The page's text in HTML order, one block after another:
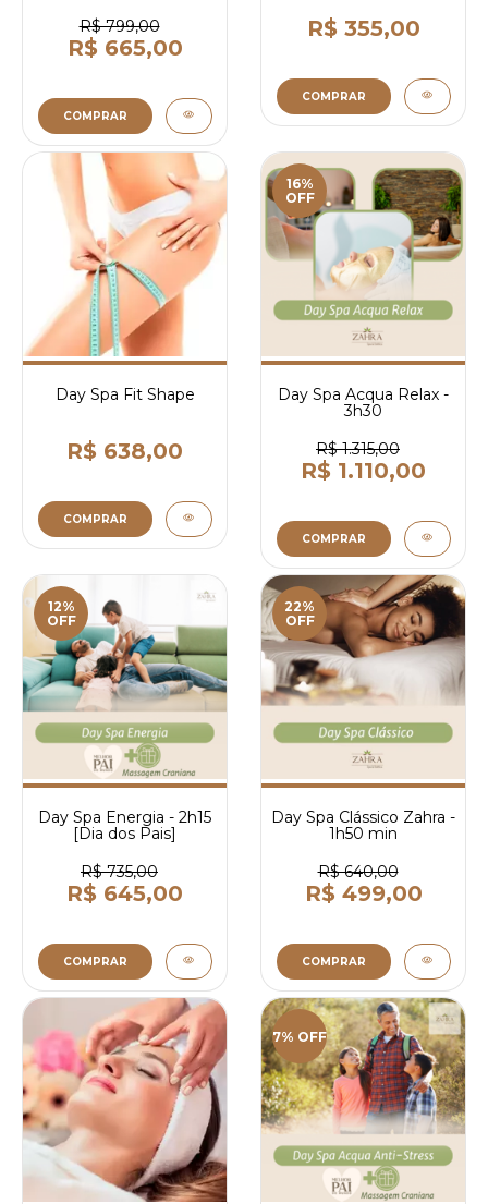
R$ 799,00
R$ 665,00
COMPRAR
R$ 355,00
COMPRAR
Day Spa Fit Shape
R$ 638,00
COMPRAR
16%
OFF
Day Spa Acqua Relax -
3h30
R$ 1.315,00
R$ 1.110,00
COMPRAR
12%
OFF
Day Spa Energia - 2h15
[Dia dos Pais]
R$ 735,00
R$ 645,00
COMPRAR
22%
OFF
Day Spa Clássico Zahra -
1h50 min
R$ 640,00
R$ 499,00
COMPRAR
7% OFF